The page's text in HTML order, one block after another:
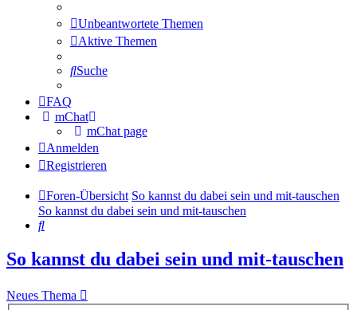
Unbeantwortete Themen
Aktive Themen
Suche
FAQ
mChat
mChat page
Anmelden
Registrieren
Foren-Übersicht So kannst du dabei sein und mit-tauschen
So kannst du dabei sein und mit-tauschen
Suche
So kannst du dabei sein und mit-tauschen
Neues Thema